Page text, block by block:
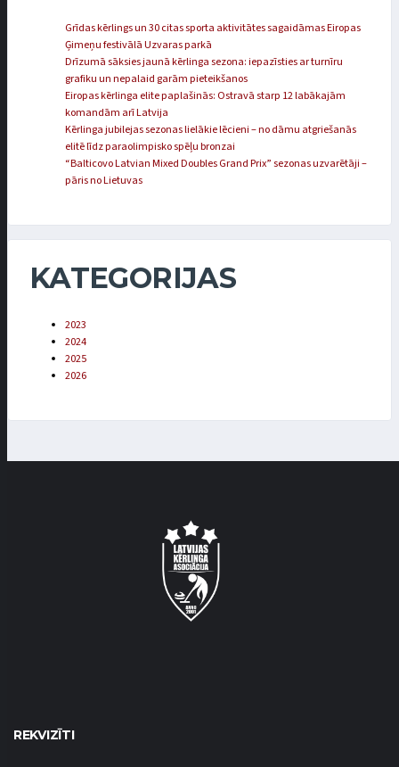
Grīdas kērlings un 30 citas sporta aktivitātes sagaidāmas Eiropas
Ģimeņu festivālā Uzvaras parkā
Drīzumā sāksies jaunā kērlinga sezona: iepazīsties ar turnīru
grafiku un nepalaid garām pieteikšanos
Eiropas kērlinga elite paplašinās: Ostravā starp 12 labākajām
komandām arī Latvija
Kērlinga jubilejas sezonas lielākie lēcieni – no dāmu atgriešanās
elitē līdz paraolimpisko spēļu bronzai
“Balticovo Latvian Mixed Doubles Grand Prix” sezonas uzvarētāji –
pāris no Lietuvas
KATEGORIJAS
2023
2024
2025
2026
REKVIZĪTI